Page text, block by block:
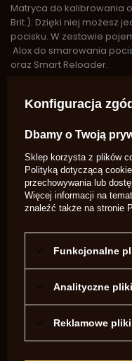
Matryca do kalibrowania
Brit.). Dzięki niej możesz
pocisku. W zestawie
Alox do smarowania
oraz Smart Reloader.
Marka
LEE
Zadaj pytanie a my
niezwłocznie,
odpowiedzi publikując dla
Treść twojej opinii
Konfiguracja zgód
Dbamy o Twoją
Sklep korzysta z plików
Polityką dotyczącą
przechowywania lub
Więcej informacji na
znaleźć także na stronie
Funkcjonalne
Analityczne
Reklamowe